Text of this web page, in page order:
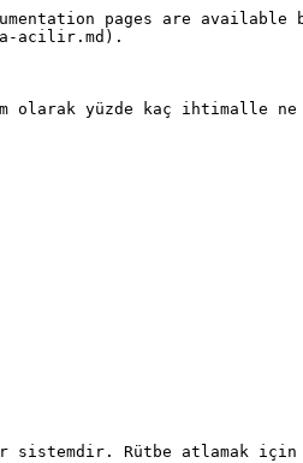
pages are available
acilir.md).
olarak yüzde kaç ihtimalle
sistemdir. Rütbe atlamak